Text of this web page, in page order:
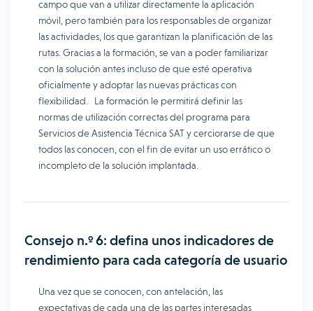
campo que van a utilizar directamente la aplicación
móvil, pero también para los responsables de organizar
las actividades, los que garantizan la planificación de las
rutas. Gracias a la formación, se van a poder familiarizar
con la solución antes incluso de que esté operativa
oficialmente y adoptar las nuevas prácticas con
flexibilidad. La formación le permitirá definir las
normas de utilización correctas del programa para
Servicios de Asistencia Técnica SAT y cerciorarse de que
todos las conocen, con el fin de evitar un uso errático o
incompleto de la solución implantada.
Consejo n.º 6: defina unos indicadores de
rendimiento para cada categoría de usuario
Una vez que se conocen, con antelación, las
expectativas de cada una de las partes interesadas